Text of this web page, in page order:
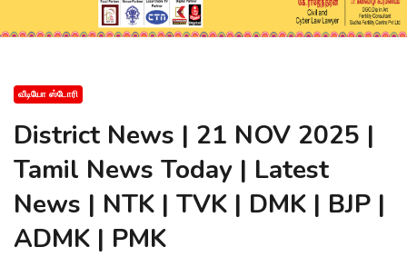
வீடியோ ஸ்டோரி
District News | 21 NOV 2025 |
Tamil News Today | Latest
News | NTK | TVK | DMK | BJP |
ADMK | PMK